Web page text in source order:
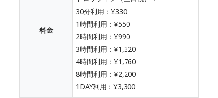
料金
30分利用：¥330
1時間利用：¥550
2時間利用：¥990
3時間利用：¥1,320
4時間利用：¥1,760
8時間利用：¥2,200
1DAY利用：¥3,300